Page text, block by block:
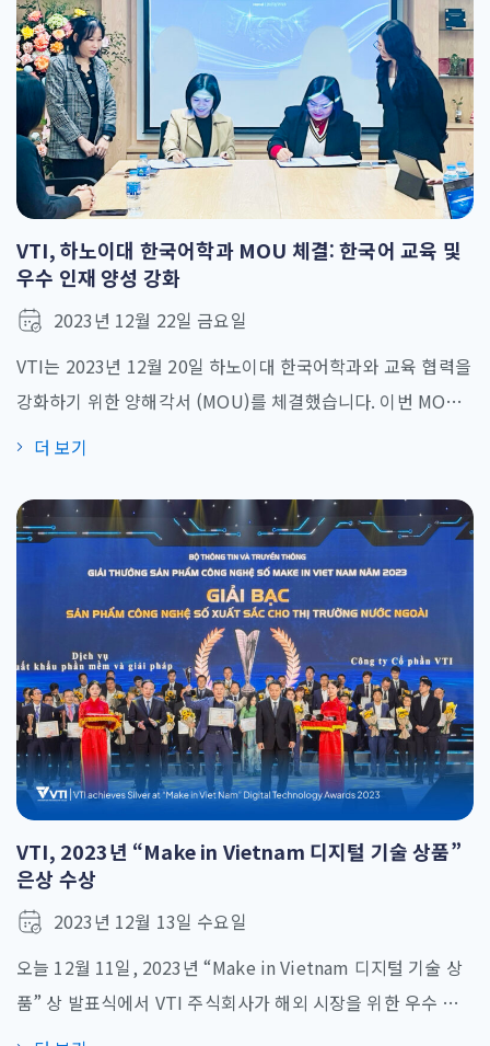
VTI, 하노이대 한국어학과 MOU 체결: 한국어 교육 및
우수 인재 양성 강화
2023년 12월 22일 금요일
VTI는 2023년 12월 20일 하노이대 한국어학과와 교육 협력을
강화하기 위한 양해각서 (MOU)를 체결했습니다. 이번 MOU
체결은 양 기관 간의 협력 강화뿐만 아니라 한국어 교육, 인재
식에는 VTI의 다오 티 투 히엔 전무 – 최고 딜리버리 책임자
(CDO)와 하노이대 한국어학과 팜 티 응옥 학과장이 참석했습
니다. 양측은 열린 토론을 통해 [...]
더 보기
VTI, 2023년 “Make in Vietnam 디지털 기술 상품”
은상 수상
2023년 12월 13일 수요일
오늘 12월 11일, 2023년 “Make in Vietnam 디지털 기술 상
품” 상 발표식에서 VTI 주식회사가 해외 시장을 위한 우수 디
지털 기술 상품 부문에서 은상을 수상했다. “Make in